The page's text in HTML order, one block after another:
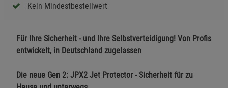
Kein Mindestbestellwert
Für Ihre Sicherheit - und Ihre Selbstverteidigung! Von Profis
entwickelt, in Deutschland zugelassen
Die neue Gen 2: JPX2 Jet Protector - Sicherheit für zu